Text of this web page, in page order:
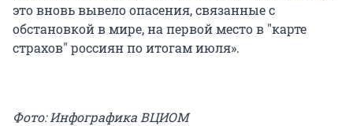
это вновь вывело опасения, связанные с
обстановкой в мире, на первой место в "карте
страхов" россиян по итогам июля».
Фото: Инфографика ВЦИОМ